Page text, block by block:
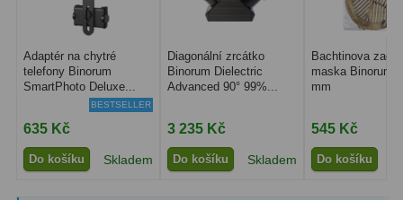
Literatura11
Dárkové poukazy
Adaptér na chytré
telefony Binorum
SmartPhoto Deluxe...
BESTSELLER
635 Kč
Do košíku Skladem
Diagonální zrcátko
Binorum Dielectric
Advanced 90° 99%...
3 235 Kč
Do košíku Skladem
Bachtinova
maska Binorum
mm
545 Kč
Do košíku